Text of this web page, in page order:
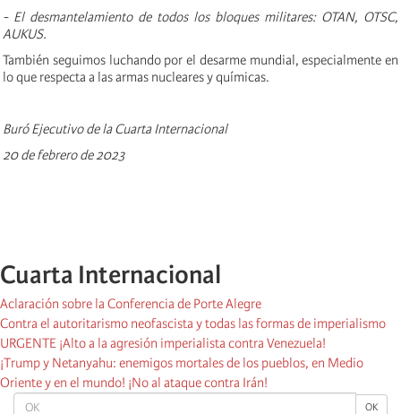
OK OK
- El desmantelamiento de todos los bloques militares: OTAN, OTSC,
AUKUS.
También seguimos luchando por el desarme mundial, especialmente en
lo que respecta a las armas nucleares y químicas.
Buró Ejecutivo de la Cuarta Internacional
20 de febrero de 2023
Cuarta Internacional
Aclaración sobre la Conferencia de Porte Alegre
Contra el autoritarismo neofascista y todas las formas de imperialismo
URGENTE ¡Alto a la agresión imperialista contra Venezuela!
¡Trump y Netanyahu: enemigos mortales de los pueblos, en Medio
Oriente y en el mundo! ¡No al ataque contra Irán!